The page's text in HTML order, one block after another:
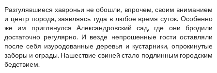
Разгулявшиеся хавроньи не обошли, впрочем, своим вниманием
и центр порода, заявляясь туда в любое время суток. Особенно
же им приглянулся Александровский сад, где они бродили
достаточно регулярно. И везде непрошенные гости оставляли
после себя изуродованные деревья и кустарники, опрокинутые
заборы и ограды. Нашествие свиней стало подлинным городским
бедствием.